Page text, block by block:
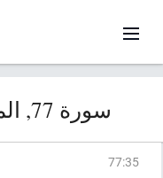
سورة 77, المرسلات (المرسلات)
77:35